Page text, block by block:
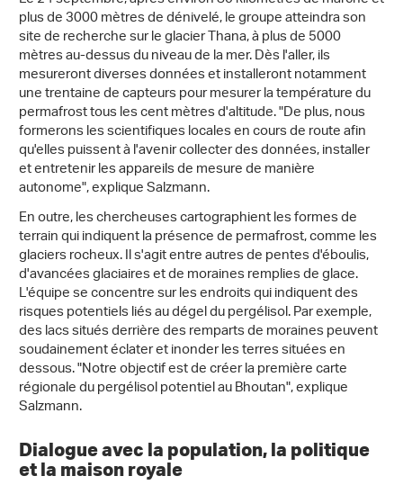
plus de 3000 mètres de dénivelé, le groupe atteindra son
site de recherche sur le glacier Thana, à plus de 5000
mètres au-dessus du niveau de la mer. Dès l'aller, ils
mesureront diverses données et installeront notamment
une trentaine de capteurs pour mesurer la température du
permafrost tous les cent mètres d'altitude. "De plus, nous
formerons les scientifiques locales en cours de route afin
qu'elles puissent à l'avenir collecter des données, installer
et entretenir les appareils de mesure de manière
autonome", explique Salzmann.
En outre, les chercheuses cartographient les formes de
terrain qui indiquent la présence de permafrost, comme les
glaciers rocheux. Il s'agit entre autres de pentes d'éboulis,
d'avancées glaciaires et de moraines remplies de glace.
L'équipe se concentre sur les endroits qui indiquent des
risques potentiels liés au dégel du pergélisol. Par exemple,
des lacs situés derrière des remparts de moraines peuvent
soudainement éclater et inonder les terres situées en
dessous. "Notre objectif est de créer la première carte
régionale du pergélisol potentiel au Bhoutan", explique
Salzmann.
Dialogue avec la population, la politique
et la maison royale